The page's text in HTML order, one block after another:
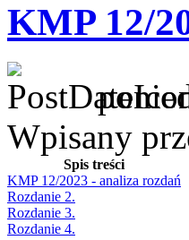
KMP 12/
Wpisany
Spis treści
KMP 12/2023 - analiza rozdań
Rozdanie 2.
Rozdanie 3.
Rozdanie 4.